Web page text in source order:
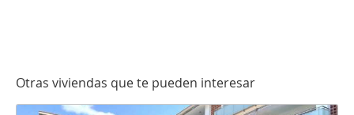
Otras viviendas que te pueden interesar